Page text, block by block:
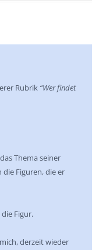
Rubrik “Wer findet
Thema seiner
Figuren, die er
die Figur.
derzeit wieder